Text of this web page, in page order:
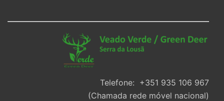
Telefone: +351 935 106 967
(Chamada rede móvel nacional)